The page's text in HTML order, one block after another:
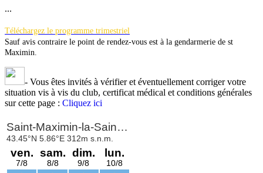
...
Téléchargez le programme trimestriel
Sauf avis contraire le point de rendez-vous est à la gendarmerie de st
Maximin.
- Vous êtes invités à vérifier et éventuellement corriger votre
situation vis à vis du club, certificat médical et conditions générales
sur cette page : Cliquez ici